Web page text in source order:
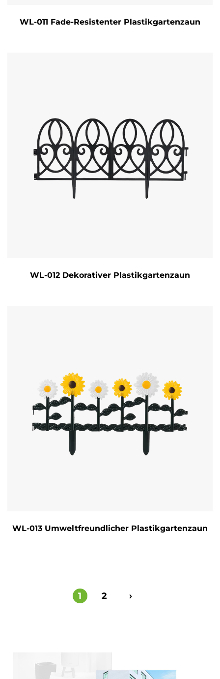
WL-011 Fade-Resistenter Plastikgartenzaun
WL-012 Dekorativer Plastikgartenzaun
WL-013 Umweltfreundlicher Plastikgartenzaun
1 2 ›